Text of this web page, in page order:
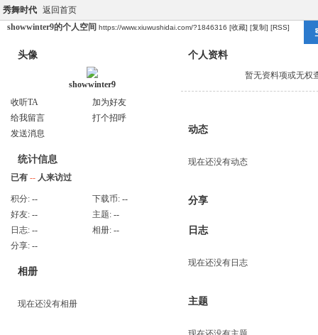
秀舞时代 返回首页
showwinter9的个人空间 https://www.xiuwushidai.com/?1846316 [收藏] [复制] [RSS]
头像
showwinter9
收听TA
加为好友
给我留言
打个招呼
发送消息
统计信息
已有 -- 人来访过
积分: -- 下载币: --
好友: -- 主题: --
日志: -- 相册: --
分享: --
相册
现在还没有相册
个人资料
暂无资料项或无权
动态
现在还没有动态
分享
日志
现在还没有日志
主题